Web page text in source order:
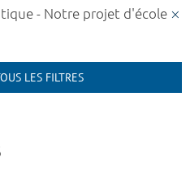
- Notre projet d'école
LES FILTRES